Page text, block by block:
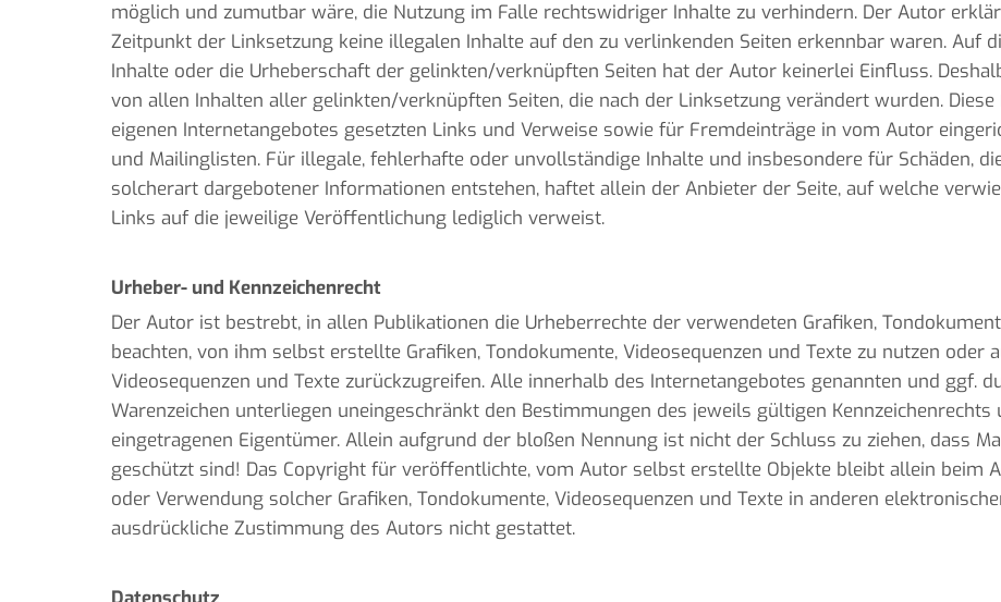
möglich und zumutbar wäre, die Nutzung im Falle rechtswidriger Inhalte zu verhindern. Der Autor
Zeitpunkt der Linksetzung keine illegalen Inhalte auf den zu verlinkenden Seiten erkennbar waren. Auf
Inhalte oder die Urheberschaft der gelinkten/verknüpften Seiten hat der Autor keinerlei Einfluss.
von allen Inhalten aller gelinkten/verknüpften Seiten, die nach der Linksetzung verändert wurden.
eigenen Internetangebotes gesetzten Links und Verweise sowie für Fremdeinträge in vom Autor
und Mailinglisten. Für illegale, fehlerhafte oder unvollständige Inhalte und insbesondere für Schäden,
solcherart dargebotener Informationen entstehen, haftet allein der Anbieter der Seite, auf welche
Links auf die jeweilige Veröffentlichung lediglich verweist.
Urheber- und Kennzeichenrecht
Der Autor ist bestrebt, in allen Publikationen die Urheberrechte der verwendeten Grafiken,
beachten, von ihm selbst erstellte Grafiken, Tondokumente, Videosequenzen und Texte zu nutzen oder
Videosequenzen und Texte zurückzugreifen. Alle innerhalb des Internetangebotes genannten und ggf.
Warenzeichen unterliegen uneingeschränkt den Bestimmungen des jeweils gültigen
eingetragenen Eigentümer. Allein aufgrund der bloßen Nennung ist nicht der Schluss zu ziehen, dass
geschützt sind! Das Copyright für veröffentlichte, vom Autor selbst erstellte Objekte bleibt allein beim
oder Verwendung solcher Grafiken, Tondokumente, Videosequenzen und Texte in anderen
ausdrückliche Zustimmung des Autors nicht gestattet.